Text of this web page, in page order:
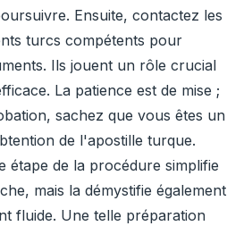
Ensuite, contactez les
turcs compétents pour
Ils jouent un rôle crucial
La patience est de mise ;
sachez que vous êtes un
de l'apostille turque.
étape de la procédure simplifie
mais la démystifie également
fluide. Une telle préparation